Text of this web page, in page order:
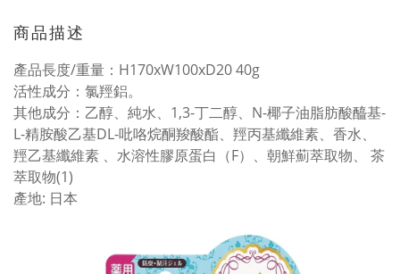
商品描述
產品長度/重量：H170xW100xD20 40g
活性成分：氯羥鋁。
其他成分：乙醇、純水、1,3-丁二醇、N-椰子油脂肪酸醯基-
L-精胺酸乙基DL-吡咯烷酮羧酸酯、羥丙基纖維素、香水、
羥乙基纖維素 、水溶性膠原蛋白（F）、朝鮮薊萃取物、 茶
萃取物(1)
產地: 日本